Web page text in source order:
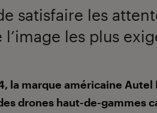
satisfaire les
les plus
la marque américaine Autel
drones haut-de-gammes